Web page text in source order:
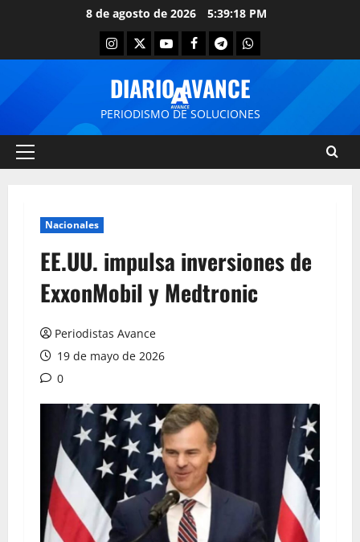
8 de agosto de 2026 5:39:18 PM
DIARIO AVANCE
PERIODISMO DE SOLUCIONES
Nacionales
EE.UU. impulsa inversiones de
ExxonMobil y Medtronic
Periodistas Avance
19 de mayo de 2026
0